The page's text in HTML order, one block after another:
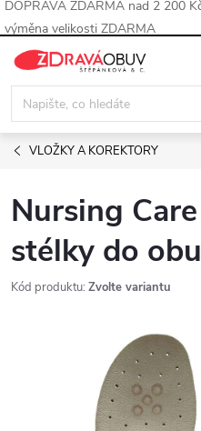
DOPRAVA ZDARMA nad 2 200
výměna velikosti ZDARMA
Přejít
obsah
VLOŽKY A KOREKTORY
Nursing
stélky do
Kód produktu: Zvolte variantu